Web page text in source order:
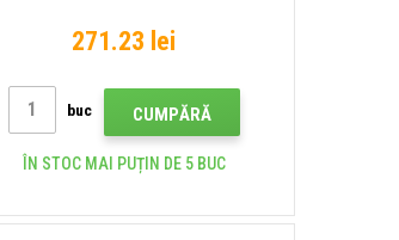
271.23 lei
buc CUMPĂRĂ
ÎN STOC MAI PUȚIN DE 5 BUC